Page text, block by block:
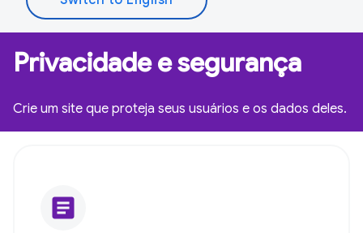
Privacidade e segurança
Crie um site que proteja seus usuários e os dados deles.
article